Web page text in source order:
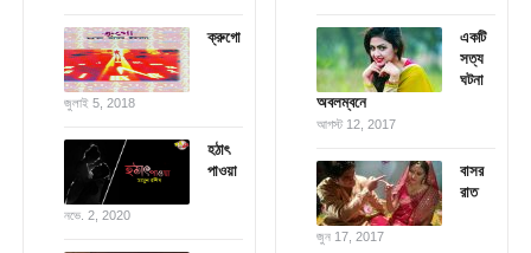
ক্রুগো
জুলাই 5, 2018
হঠাৎ
পাওয়া
নভে. 2, 2020
একটি
সত্য
ঘটনা
অবলম্বনে
আগস্ট 12, 2017
বাসর
রাত
জুন 17, 2017